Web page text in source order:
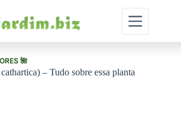
🌺
– Tudo sobre essa planta